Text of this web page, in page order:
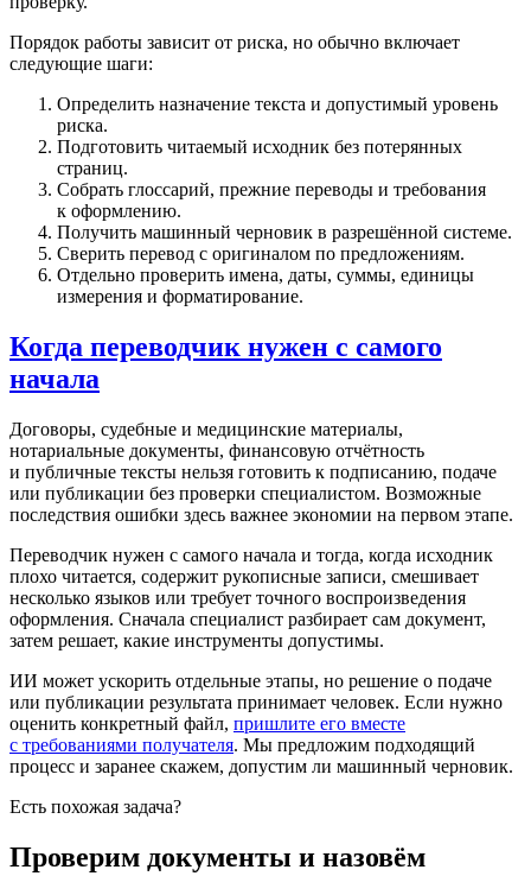
Порядок работы зависит от риска, но обычно включает
следующие шаги:
Определить назначение текста и допустимый уровень
риска.
Подготовить читаемый исходник без потерянных
страниц.
Собрать глоссарий, прежние переводы и требования
к оформлению.
Получить машинный черновик в разрешённой системе.
Сверить перевод с оригиналом по предложениям.
Отдельно проверить имена, даты, суммы, единицы
измерения и форматирование.
Когда переводчик нужен с самого
начала
Договоры, судебные и медицинские материалы,
нотариальные документы, финансовую отчётность
и публичные тексты нельзя готовить к подписанию, подаче
или публикации без проверки специалистом. Возможные
последствия ошибки здесь важнее экономии на первом этапе.
Переводчик нужен с самого начала и тогда, когда исходник
плохо читается, содержит рукописные записи, смешивает
несколько языков или требует точного воспроизведения
оформления. Сначала специалист разбирает сам документ,
затем решает, какие инструменты допустимы.
ИИ может ускорить отдельные этапы, но решение о подаче
или публикации результата принимает человек. Если нужно
оценить конкретный файл, пришлите его вместе
с требованиями получателя. Мы предложим подходящий
процесс и заранее скажем, допустим ли машинный черновик.
Есть похожая задача?
Проверим документы и назовём